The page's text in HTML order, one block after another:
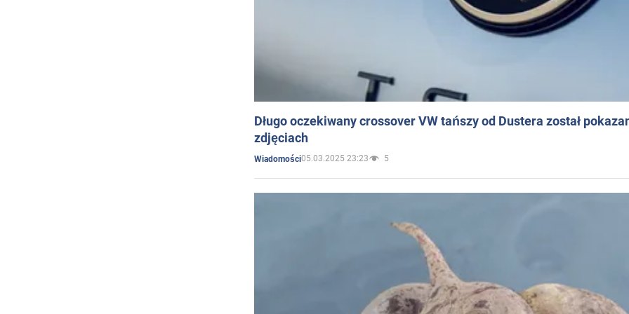
Długo oczekiwany crossover VW tańszy od Dustera został
zdjęciach
Wiadomości05.03.2025 23:23 5